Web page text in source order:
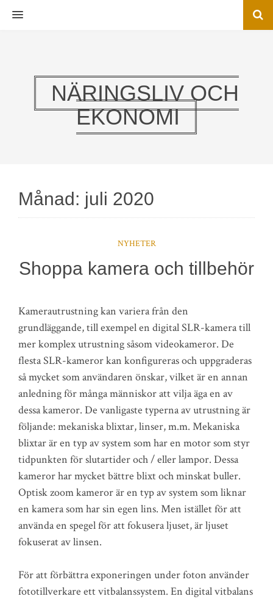
MENU
NÄRINGSLIV OCH
EKONOMI
Månad: juli 2020
NYHETER
Shoppa kamera och tillbehör
Kamerautrustning kan variera från den
grundläggande, till exempel en digital SLR-kamera till
mer komplex utrustning såsom videokameror. De
flesta SLR-kameror kan konfigureras och uppgraderas
så mycket som användaren önskar, vilket är en annan
anledning för många människor att vilja äga en av
dessa kameror. De vanligaste typerna av utrustning är
följande: mekaniska blixtar, linser, m.m. Mekaniska
blixtar är en typ av system som har en motor som styr
tidpunkten för slutartider och / eller lampor. Dessa
kameror har mycket bättre blixt och minskat buller.
Optisk zoom kameror är en typ av system som liknar
en kamera som har sin egen lins. Men istället för att
använda en spegel för att fokusera ljuset, är ljuset
fokuserat av linsen.
För att förbättra exponeringen under foton använder
fototillverkare ett vitbalanssystem. En digital vitbalans